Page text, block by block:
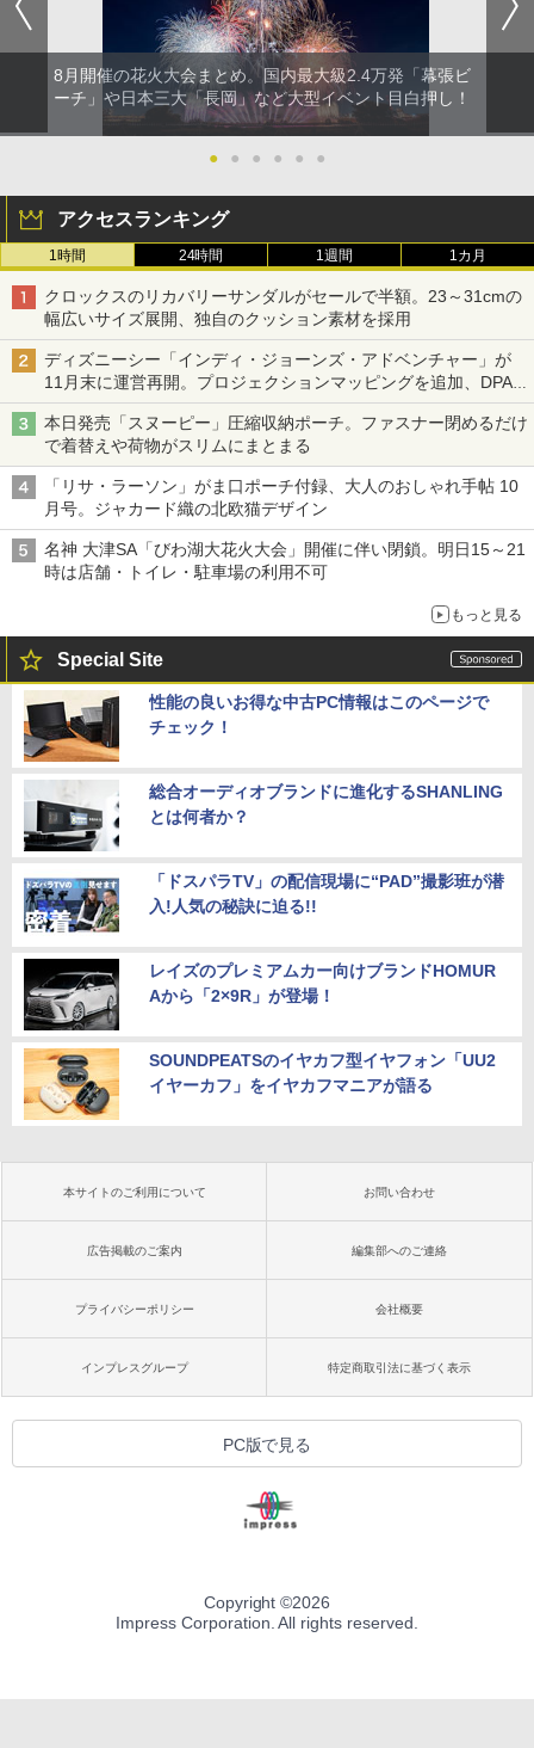
8月開催の花火大会まとめ。国内最大級2.4万発「幕張ビ
ーチ」や日本三大「長岡」など大型イベント目白押し！
● ● ● ● ● ●
アクセスランキング
1時間 24時間 1週間 1カ月
クロックスのリカバリーサンダルがセールで半額。23～31cmの
幅広いサイズ展開、独自のクッション素材を採用
ディズニーシー「インディ・ジョーンズ・アドベンチャー」が
11月末に運営再開。プロジェクションマッピングを追加、DPA
は1500円
本日発売「スヌーピー」圧縮収納ポーチ。ファスナー閉めるだけ
で着替えや荷物がスリムにまとまる
「リサ・ラーソン」がま口ポーチ付録、大人のおしゃれ手帖 10
月号。ジャカード織の北欧猫デザイン
名神 大津SA「びわ湖大花火大会」開催に伴い閉鎖。明日15～21
時は店舗・トイレ・駐車場の利用不可
もっと見る
Special Site
性能の良いお得な中古PC情報はこのページで
チェック！
総合オーディオブランドに進化するSHANLING
とは何者か？
「ドスパラTV」の配信現場に“PAD”撮影班が潜
入!人気の秘訣に迫る!!
レイズのプレミアムカー向けブランドHOMUR
Aから「2×9R」が登場！
SOUNDPEATSのイヤカフ型イヤフォン「UU2
イヤーカフ」をイヤカフマニアが語る
本サイトのご利用について お問い合わせ
広告掲載のご案内 編集部へのご連絡
プライバシーポリシー 会社概要
インプレスグループ 特定商取引法に基づく表示
PC版で見る
Copyright ©2026
Impress Corporation. All rights reserved.